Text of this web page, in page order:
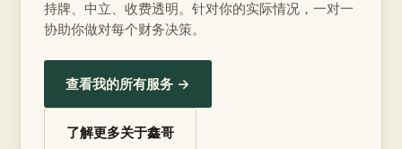
持牌、中立、收费透明。针对你的实际情况，一对一
协助你做对每个财务决策。
查看我的所有服务 →
了解更多关于鑫哥